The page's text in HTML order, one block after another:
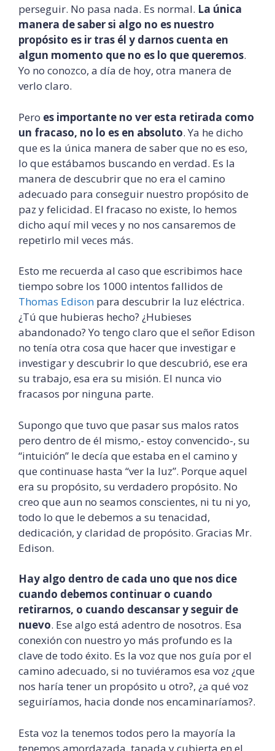
perseguir. No pasa nada. Es normal. La única
manera de saber si algo no es nuestro
propósito es ir tras él y darnos cuenta en
algun momento que no es lo que queremos.
Yo no conozco, a día de hoy, otra manera de
verlo claro.
Pero es importante no ver esta retirada como
un fracaso, no lo es en absoluto. Ya he dicho
que es la única manera de saber que no es eso,
lo que estábamos buscando en verdad. Es la
manera de descubrir que no era el camino
adecuado para conseguir nuestro propósito de
paz y felicidad. El fracaso no existe, lo hemos
dicho aquí mil veces y no nos cansaremos de
repetirlo mil veces más.
Esto me recuerda al caso que escribimos hace
tiempo sobre los 1000 intentos fallidos de
Thomas Edison para descubrir la luz eléctrica.
¿Tú que hubieras hecho? ¿Hubieses
abandonado? Yo tengo claro que el señor Edison
no tenía otra cosa que hacer que investigar e
investigar y descubrir lo que descubrió, ese era
su trabajo, esa era su misión. El nunca vio
fracasos por ninguna parte.
Supongo que tuvo que pasar sus malos ratos
pero dentro de él mismo,- estoy convencido-, su
“intuición” le decía que estaba en el camino y
que continuase hasta “ver la luz”. Porque aquel
era su propósito, su verdadero propósito. No
creo que aun no seamos conscientes, ni tu ni yo,
todo lo que le debemos a su tenacidad,
dedicación, y claridad de propósito. Gracias Mr.
Edison.
Hay algo dentro de cada uno que nos dice
cuando debemos continuar o cuando
retirarnos, o cuando descansar y seguir de
nuevo. Ese algo está adentro de nosotros. Esa
conexión con nuestro yo más profundo es la
clave de todo éxito. Es la voz que nos guía por el
camino adecuado, si no tuviéramos esa voz ¿que
nos haría tener un propósito u otro?, ¿a qué voz
seguiríamos, hacia donde nos encaminaríamos?.
Esta voz la tenemos todos pero la mayoría la